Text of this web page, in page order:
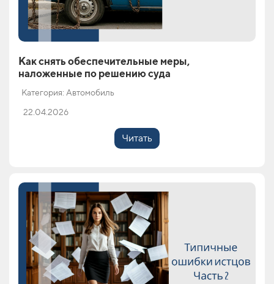
Как снять обеспечительные меры,
наложенные по решению суда
Категория: Автомобиль
22.04.2026
Читать